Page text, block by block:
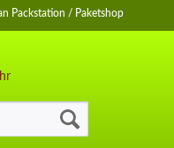
/ Paketshop